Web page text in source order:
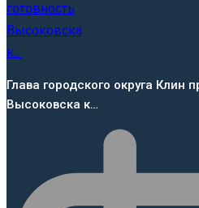
Глава городского округа Клин
Высоковска к…